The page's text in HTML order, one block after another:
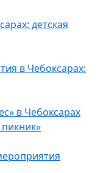
детская
в Чебоксарах:
в Чебоксарах